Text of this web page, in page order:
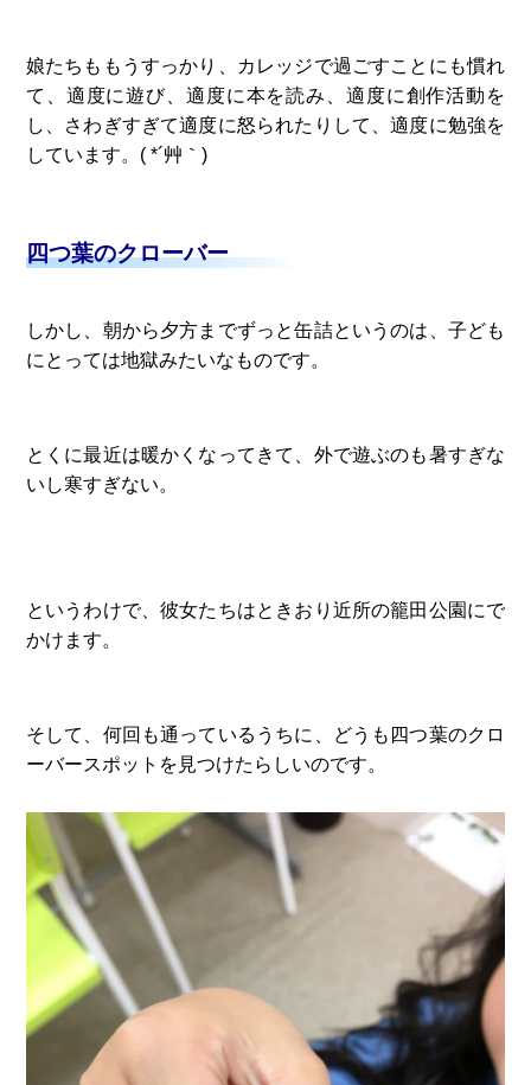
娘たちももうすっかり、カレッジで過ごすことにも慣れ
て、適度に遊び、適度に本を読み、適度に創作活動を
し、さわぎすぎて適度に怒られたりして、適度に勉強を
しています。( *´艸｀)
四つ葉のクローバー
しかし、朝から夕方までずっと缶詰というのは、子ども
にとっては地獄みたいなものです。
とくに最近は暖かくなってきて、外で遊ぶのも暑すぎな
いし寒すぎない。
というわけで、彼女たちはときおり近所の籠田公園にで
かけます。
そして、何回も通っているうちに、どうも四つ葉のクロ
ーバースポットを見つけたらしいのです。